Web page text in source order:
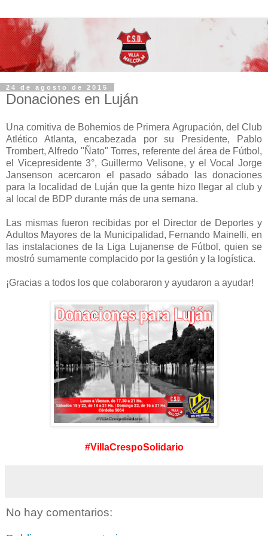
24 de agosto de 2015
Donaciones en Luján
Una comitiva de Bohemios de Primera Agrupación​, del Club
Atlético Atlanta, encabezada por su Presidente, Pablo
Trombert, Alfredo "Ñato" Torres, referente del área de Fútbol,
el Vicepresidente 3°, Guillermo Velisone, y el Vocal Jorge
Jansenson acercaron el pasado sábado las donaciones
para la localidad de Luján que la gente hizo llegar al club y
al local de BDP durante más de una semana.
Las mismas fueron recibidas por el Director de Deportes y
Adultos Mayores de la Municipalidad, Fernando Mainelli, en
las instalaciones de la Liga Lujanense de Fútbol, quien se
mostró sumamente complacido por la gestión y la logística.
¡Gracias a todos los que colaboraron y ayudaron a ayudar!
#VillaCrespoSolidario
No hay comentarios: